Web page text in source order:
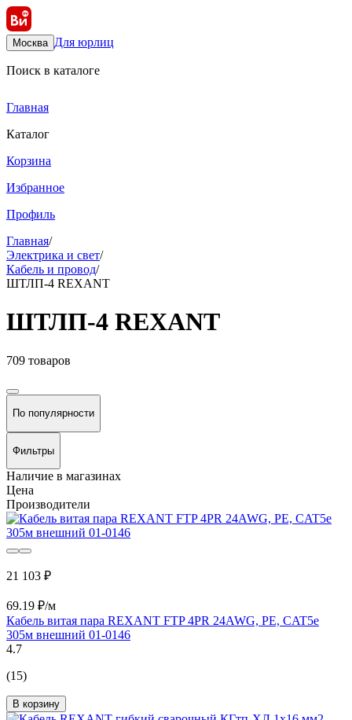
Москва Для юрлиц
Поиск в каталоге
Главная
Каталог
Корзина
Избранное
Профиль
Главная/
Электрика и свет/
Кабель и провод/
ШТЛП-4 REXANT
ШТЛП-4 REXANT
709 товаров
По популярности
Фильтры
Наличие в магазинах
Цена
Производители
21 103 ₽
69.19 ₽/м
Кабель витая пара REXANT FTP 4PR 24AWG, PE, CAT5e
305м внешний 01-0146
4.7
(15)
В корзину